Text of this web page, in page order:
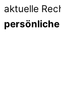
aktuelle